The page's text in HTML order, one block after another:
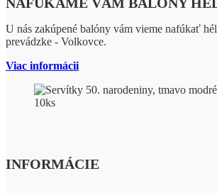
U nás zakúpené balóny vám vieme nafúkať
prevádzke - Volkovce.
Viac informácii
INFORMÁCIE